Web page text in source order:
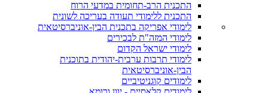
התכנית הרב-תחומית במדעי הרוח
התכנית ללימודי תעודה בעריכה לשונית
לימודי אפריקה בתכנית הבין-אוניברסיטאית
לימודי המזה"ת לבכירים
לימודי ישראל הקדום
לימודי תרבות ערבית-יהודית בתוכנית
הבין-אוניברסיטאית
לימודים קוגניטיביים